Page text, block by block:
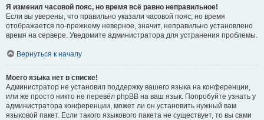
Я изменил часовой пояс, но время всё равно неправильное!
Если вы уверены, что правильно указали часовой пояс, но время
отображается по-прежнему неверное, значит, неправильно установлено
время на сервере. Уведомите администратора для устранения проблемы.
Вернуться к началу
Моего языка нет в списке!
Администратор не установил поддержку вашего языка на конференции,
или же просто никто не перевёл phpBB на ваш язык. Попробуйте узнать у
администратора конференции, может ли он установить нужный вам
языковой пакет. Если такого языкового пакета не существует, то вы сами